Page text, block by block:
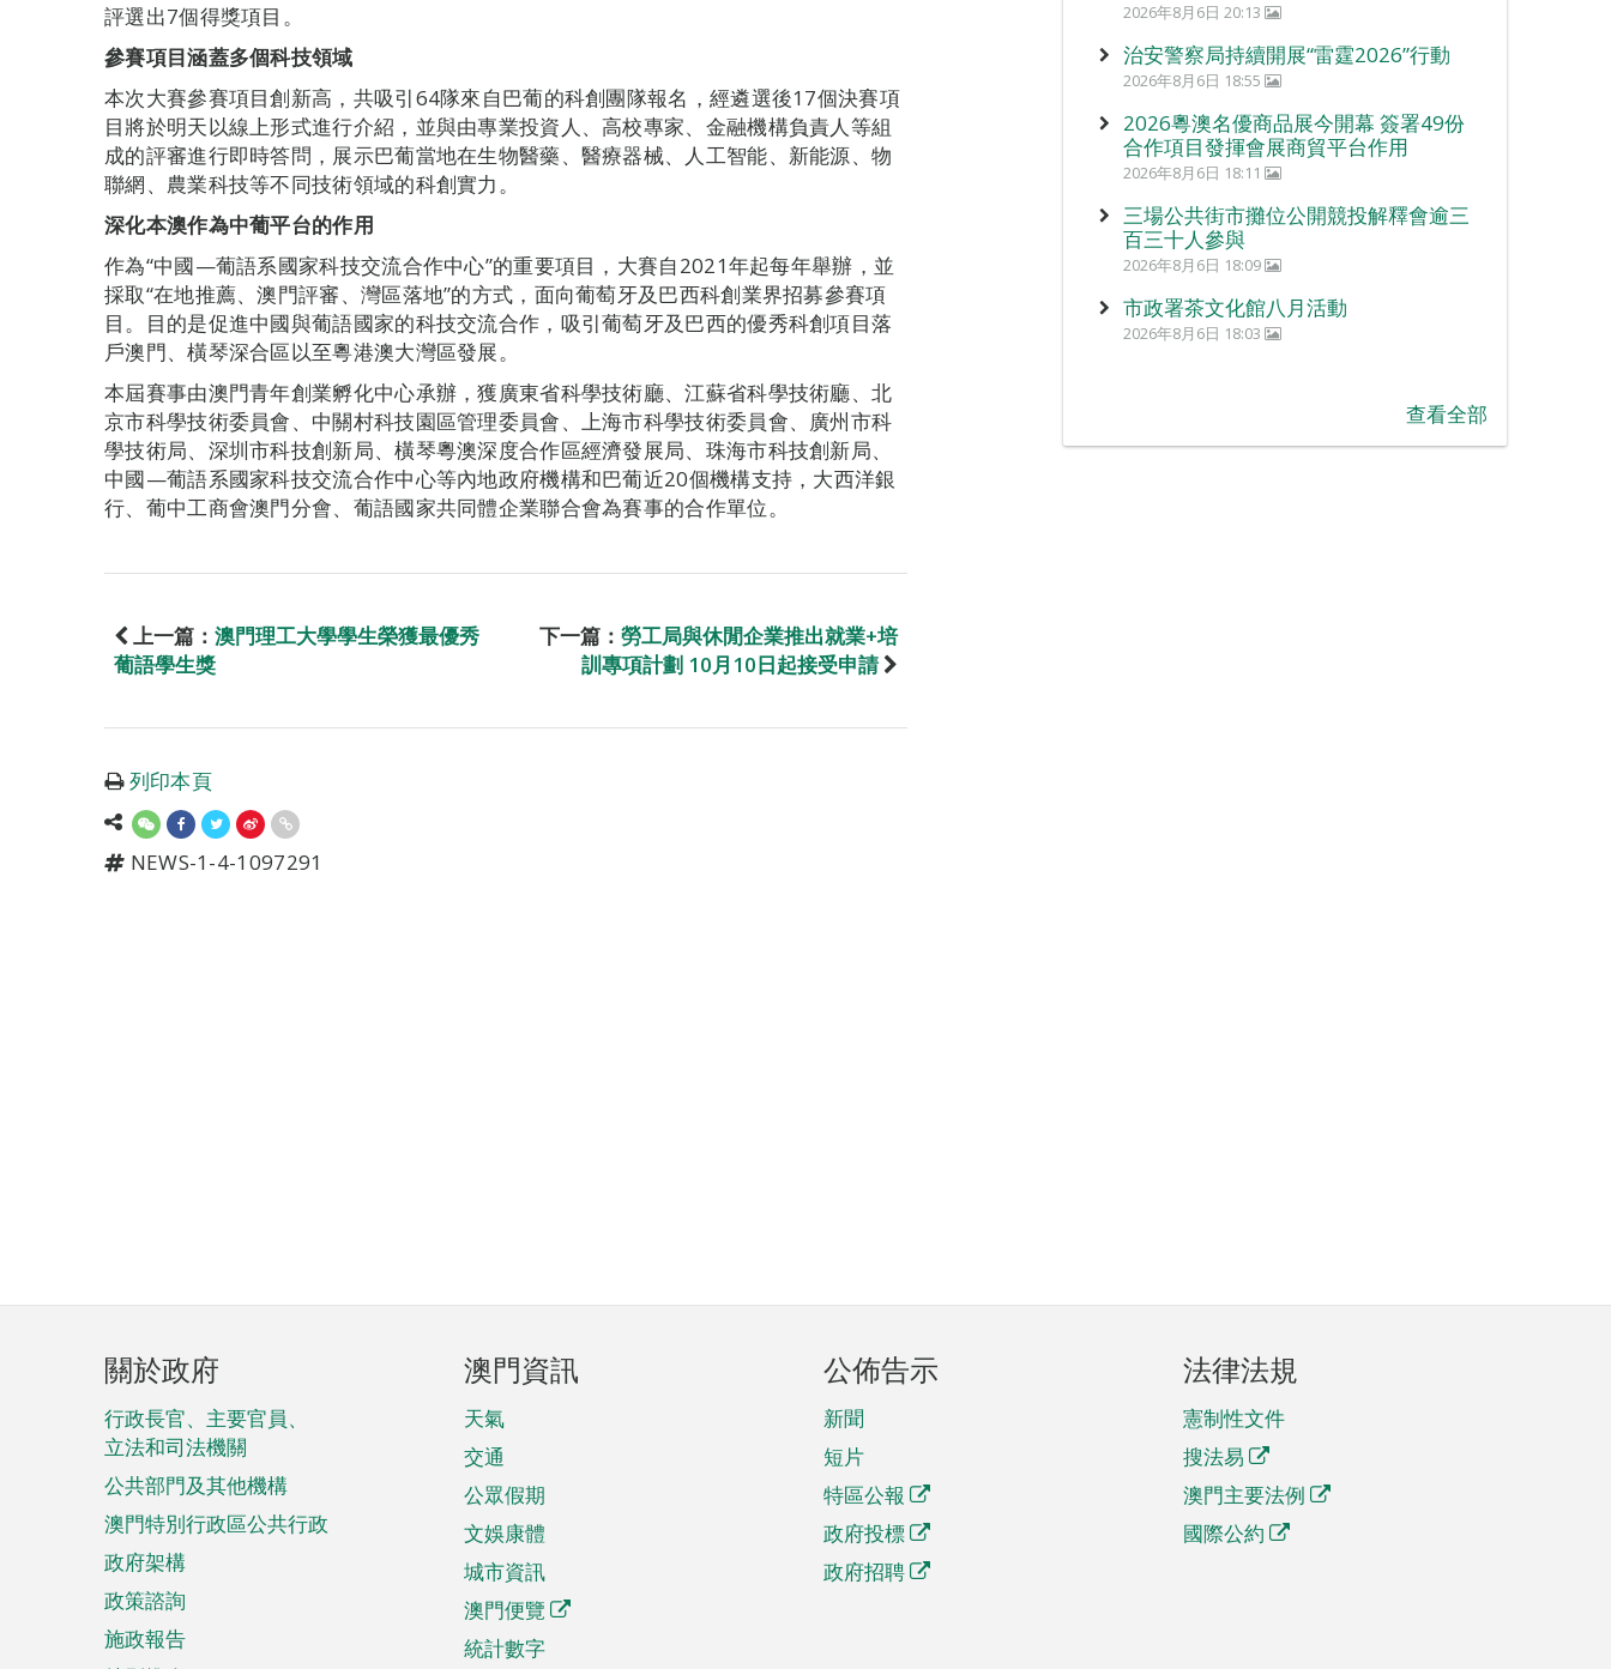
評選出7個得獎項目。
參賽項目涵蓋多個科技領域
本次大賽參賽項目創新高，共吸引64隊來自巴葡的科創團隊報名，經遴選後17個決賽項
目將於明天以線上形式進行介紹，並與由專業投資人、高校專家、金融機構負責人等組
成的評審進行即時答問，展示巴葡當地在生物醫藥、醫療器械、人工智能、新能源、物
聯網、農業科技等不同技術領域的科創實力。
深化本澳作為中葡平台的作用
作為“中國—葡語系國家科技交流合作中心”的重要項目，大賽自2021年起每年舉辦，並
採取“在地推薦、澳門評審、灣區落地”的方式，面向葡萄牙及巴西科創業界招募參賽項
目。目的是促進中國與葡語國家的科技交流合作，吸引葡萄牙及巴西的優秀科創項目落
戶澳門、橫琴深合區以至粵港澳大灣區發展。
本屆賽事由澳門青年創業孵化中心承辦，獲廣東省科學技術廳、江蘇省科學技術廳、北
京市科學技術委員會、中關村科技園區管理委員會、上海市科學技術委員會、廣州市科
學技術局、深圳市科技創新局、橫琴粵澳深度合作區經濟發展局、珠海市科技創新局、
中國—葡語系國家科技交流合作中心等內地政府機構和巴葡近20個機構支持，大西洋銀
行、葡中工商會澳門分會、葡語國家共同體企業聯合會為賽事的合作單位。
上一篇： 澳門理工大學學生榮獲最優秀
葡語學生獎
下一篇： 勞工局與休閒企業推出就業+培
訓專項計劃 10月10日起接受申請
列印本頁
NEWS-1-4-1097291
2026年8月6日 20:13
治安警察局持續開展“雷霆2026”行動
2026年8月6日 18:55
2026粵澳名優商品展今開幕 簽署49份
合作項目發揮會展商貿平台作用
2026年8月6日 18:11
三場公共街市攤位公開競投解釋會逾三
百三十人參與
2026年8月6日 18:09
市政署茶文化館八月活動
2026年8月6日 18:03
查看全部
頁
腳
菜
單
關於政府
行政長官、主要官員、
立法和司法機關
公共部門及其他機構
澳門特別行政區公共行政
政府架構
政策諮詢
施政報告
澳門資訊
天氣
交通
公眾假期
文娛康體
城市資訊
澳門便覽
統計數字
公佈告示
新聞
短片
特區公報
政府投標
政府招聘
法律法規
憲制性文件
搜法易
澳門主要法例
國際公約